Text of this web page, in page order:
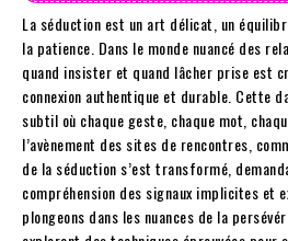
La séduction est un art délicat, un
la patience. Dans le monde nuancé des
quand insister et quand lâcher prise est
connexion authentique et durable. Cette
subtil où chaque geste, chaque mot,
l’avènement des sites de rencontres,
de la séduction s’est transformé,
compréhension des signaux implicites et
plongeons dans les nuances de la